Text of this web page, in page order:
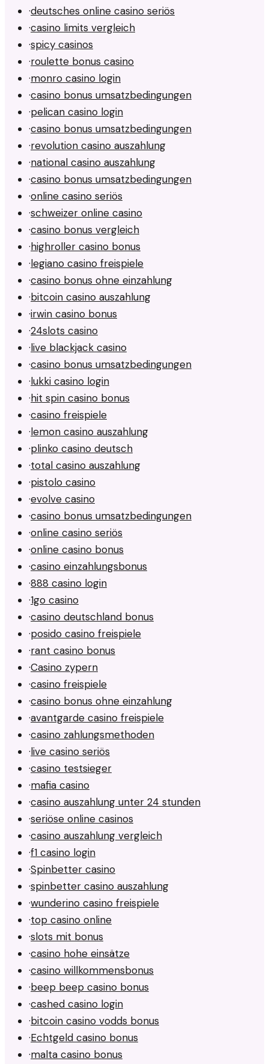
·deutsches online casino seriös
·casino limits vergleich
·spicy casinos
·roulette bonus casino
·monro casino login
·casino bonus umsatzbedingungen
·pelican casino login
·casino bonus umsatzbedingungen
·revolution casino auszahlung
·national casino auszahlung
·casino bonus umsatzbedingungen
·online casino seriös
·schweizer online casino
·casino bonus vergleich
·highroller casino bonus
·legiano casino freispiele
·casino bonus ohne einzahlung
·bitcoin casino auszahlung
·irwin casino bonus
·24slots casino
·live blackjack casino
·casino bonus umsatzbedingungen
·lukki casino login
·hit spin casino bonus
·casino freispiele
·lemon casino auszahlung
·plinko casino deutsch
·total casino auszahlung
·pistolo casino
·evolve casino
·casino bonus umsatzbedingungen
·online casino seriös
·online casino bonus
·casino einzahlungsbonus
·888 casino login
·1go casino
·casino deutschland bonus
·posido casino freispiele
·rant casino bonus
·Casino zypern
·casino freispiele
·casino bonus ohne einzahlung
·avantgarde casino freispiele
·casino zahlungsmethoden
·live casino seriös
·casino testsieger
·mafia casino
·casino auszahlung unter 24 stunden
·seriöse online casinos
·casino auszahlung vergleich
·f1 casino login
·Spinbetter casino
·spinbetter casino auszahlung
·wunderino casino freispiele
·top casino online
·slots mit bonus
·casino hohe einsätze
·casino willkommensbonus
·beep beep casino bonus
·cashed casino login
·bitcoin casino vodds bonus
·Echtgeld casino bonus
·malta casino bonus